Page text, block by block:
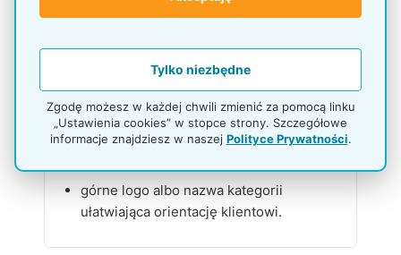
Sklepy techniczne, elektryczne i GSM
kable, adaptery, ładowarki, baterie, karty
pamięci, bezpieczniki i drobne
akcesoria,
haki do produktów w blisterach, kosze
do zapasu, promocji lub produktów
górne logo albo nazwa kategorii
ułatwiająca orientację klientowi.
Tylko niezbędne
Zgodę możesz w każdej chwili zmienić za pomocą linku
„Ustawienia cookies” w stopce strony. Szczegółowe
informacje znajdziesz w naszej Polityce Prywatności.